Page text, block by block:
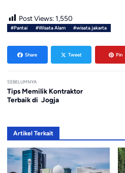
Post Views: 1,550
#Pantai #Wisata Alam #wisata jakarta
Share Tweet Pin
SEBELUMNYA
Tips Memilik Kontraktor
Terbaik di Jogja
Artikel Terkait